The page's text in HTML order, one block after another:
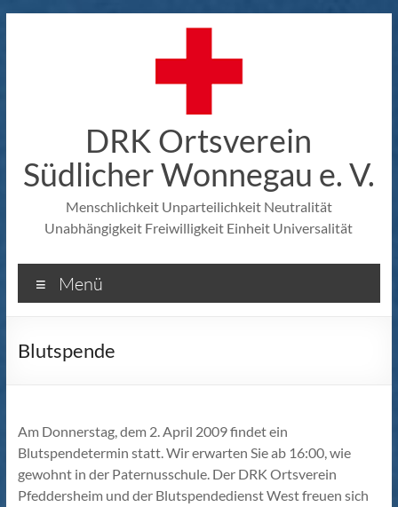
DRK Ortsverein
Südlicher Wonnegau e. V.
Menschlichkeit Unparteilichkeit Neutralität
Unabhängigkeit Freiwilligkeit Einheit Universalität
Menü
Blutspende
Am Donnerstag, dem 2. April 2009 findet ein
Blutspendetermin statt. Wir erwarten Sie ab 16:00, wie
gewohnt in der Paternusschule. Der DRK Ortsverein
Pfeddersheim und der Blutspendedienst West freuen sich